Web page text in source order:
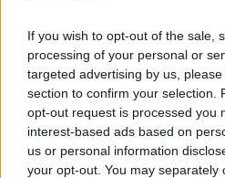
If you wish to opt-out of the sale,
processing of your personal or
targeted advertising by us,
section to confirm your selection.
opt-out request is processed you
interest-based ads based on
us or personal information
your opt-out. You may separately
I colori definiscono la
Maison di